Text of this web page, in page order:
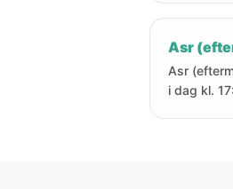
Asr
Asr
i dag kl.